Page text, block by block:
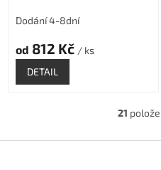
Dodání 4-8dní
od 812 Kč / ks
DETAIL
l
21